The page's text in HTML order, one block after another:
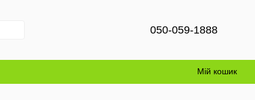
050-059-1888
Мій кошик